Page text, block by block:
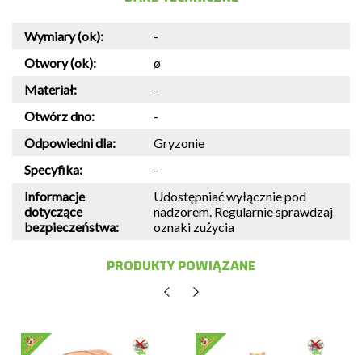
Wymiary (ok):
-
Otwory (ok):
ø
Materiał:
-
Otwórz dno:
-
Odpowiedni dla:
Gryzonie
Specyfika:
-
Informacje
dotyczące
bezpieczeństwa:
Udostępniać wyłącznie pod
nadzorem. Regularnie sprawdzaj
oznaki zużycia
PRODUKTY POWIĄZANE